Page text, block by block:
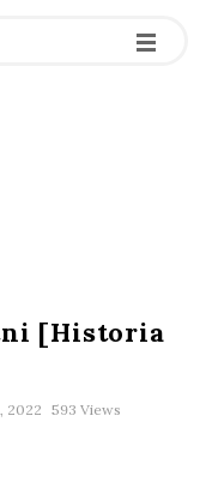
[Historia
2022 593 Views